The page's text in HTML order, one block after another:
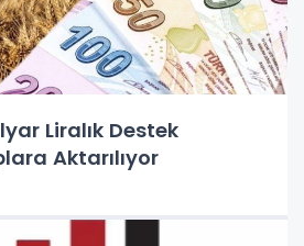
Liralık Destek
Aktarılıyor